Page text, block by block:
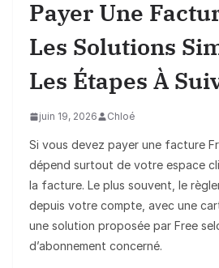
Payer Une
Les Solutions
Les Étapes À
juin 19, 2026 Chloé
Si vous devez payer une facture
dépend surtout de votre espace
la facture. Le plus souvent, le
depuis votre compte, avec une
une solution proposée par Free
d’abonnement concerné.